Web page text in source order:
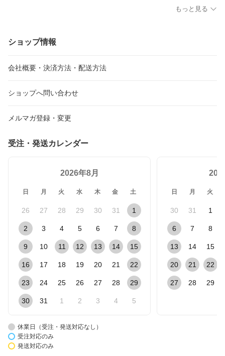
医院用 ハブラシ はみが
き 口腔ケア むし歯 プラ
もっと見る
ショップ情報
会社概要・決済方法・配送方法
ショップへ問い合わせ
メルマガ登録・変更
受注・発送カレンダー
2026年8月
日 月 火 水 木 金 土
26 27 28 29 30 31 1
2 3 4 5 6 7 8
9 10 11 12 13 14 15
16 17 18 19 20 21 22
23 24 25 26 27 28 29
30 31 1 2 3 4 5
日 月 火
30 31 1
6 7 8
13 14 15
20 21 22
27 28 29
休業日（受注・発送対応なし）
受注対応のみ
発送対応のみ